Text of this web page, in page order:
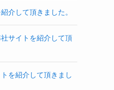
介して頂きました。
サイトを紹介して頂
を紹介して頂きまし